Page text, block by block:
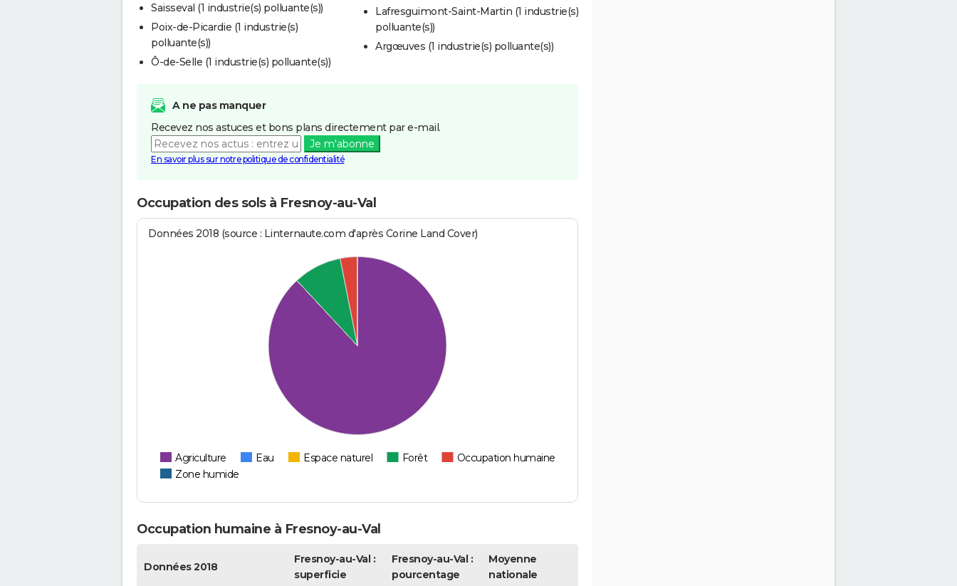
Saisseval (1 industrie(s) polluante(s))
Poix-de-Picardie (1 industrie(s)
polluante(s))
Ô-de-Selle (1 industrie(s) polluante(s))
Lafresguimont-Saint-Martin (1 industrie(s)
polluante(s))
Argœuves (1 industrie(s) polluante(s))
A ne pas manquer
Recevez nos astuces et bons plans directement par e-mail.
Je m'abonne
En savoir plus sur notre politique de confidentialité
Occupation des sols à Fresnoy-au-Val
Données 2018 (source : Linternaute.com d'après Corine Land Cover)
Agriculture Eau Espace naturel Forêt
Occupation humaine
Zone humide
Occupation humaine à Fresnoy-au-Val
Données 2018
Fresnoy-au-Val :
superficie
Fresnoy-au-Val :
pourcentage
Moyenne
nationale